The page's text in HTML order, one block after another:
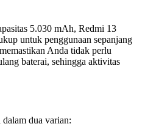
5.030 mAh, Redmi 13
untuk penggunaan sepanjang
Anda tidak perlu
baterai, sehingga aktivitas
dua varian: